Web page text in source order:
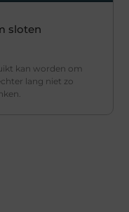
sloten
kan worden om
lang niet zo